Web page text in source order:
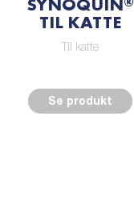
TIL KATTE
Til katte
Se produkt